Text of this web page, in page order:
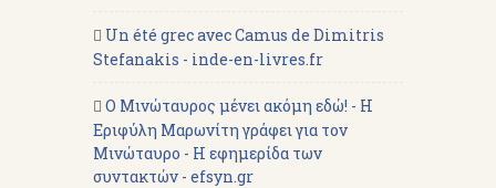
Un été grec avec Camus de Dimitris
Stefanakis - inde-en-livres.fr
Ο Μινώταυρος μένει ακόμη εδώ! - Η
Εριφύλη Μαρωνίτη γράφει για τον
Μινώταυρο - Η εφημερίδα των
συντακτών - efsyn.gr